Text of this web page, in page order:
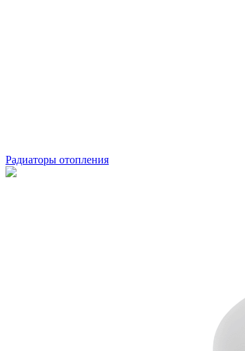
Радиаторы отопления